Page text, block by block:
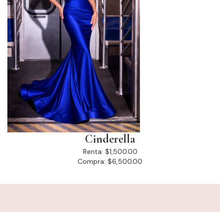
Cinderella
Renta: $1,500.00
Compra: $6,500.00